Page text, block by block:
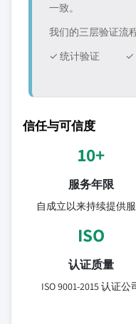
一致。
我们的三层验证流
✓ 统计验证
✓
信任与可信度
10+
服务年限
自成立以来持续提供
ISO
认证质量
ISO 9001-2015 认证公